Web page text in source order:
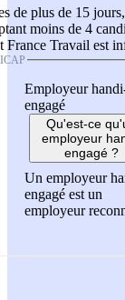
de plus de 15 jours,
moins de 4
France Travail est
Employeur
engagé
Qu'est-ce
employeur
engagé ?
Un employeur
engagé est un
employeur